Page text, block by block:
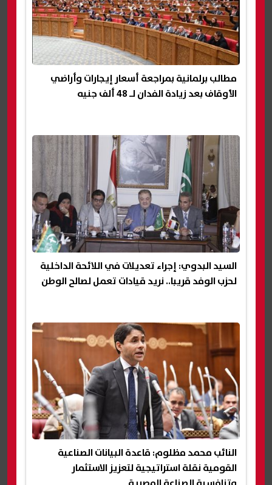
مطالب برلمانية بمراجعة أسعار إيجارات وأراضي
الأوقاف بعد زيادة الفدان لـ 48 ألف جنيه
السيد البدوي: إجراء تعديلات في اللائحة الداخلية
لحزب الوفد قريبا.. نريد قيادات تعمل لصالح الوطن
النائب محمد مظلوم: قاعدة البيانات الصناعية
القومية نقلة استراتيجية لتعزيز الاستثمار